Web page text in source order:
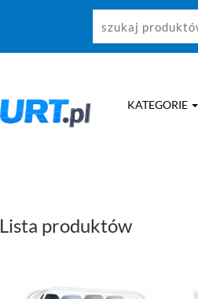
KATEGORIE
Lista produktów